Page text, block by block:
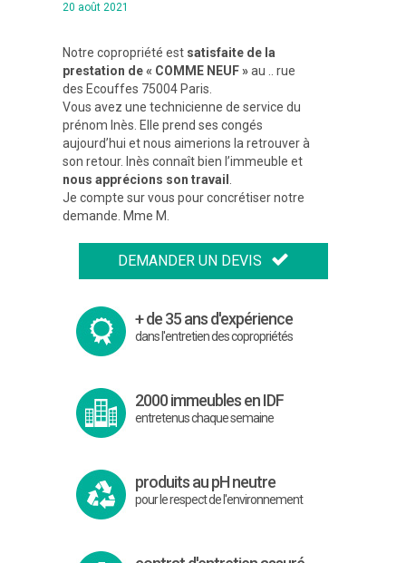
20 août 2021
Notre copropriété est satisfaite de la
prestation de « COMME NEUF »au .. rue
des Ecouffes 75004 Paris.
Vous avez une technicienne de service du
prénom Inès. Elle prend ses congés
aujourd’hui et nous aimerions la retrouver à
son retour. Inès connaît bien l’immeuble et
nous apprécions son travail
Je compte sur vous pour concrétiser notre
demande. Mme M.
Navigation
de
l’article
Précédent Suivant
DEMANDER UN DEVIS
+ de 35 ans d'expérience
dans l'entretien des copropriétés
2000 immeubles en IDF
entretenus chaque semaine
produits au pH neutre
pour le respect de l'environnement